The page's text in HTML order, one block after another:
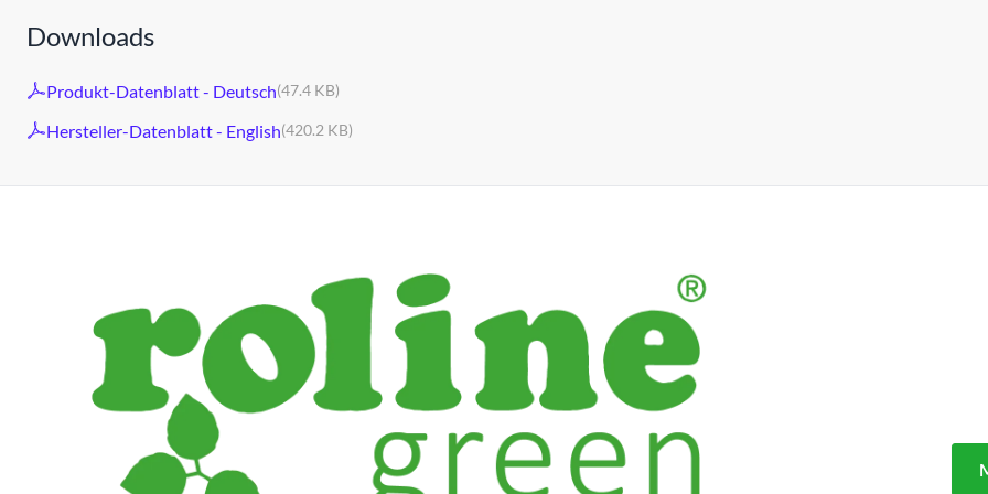
Downloads
Produkt-Datenblatt - Deutsch(47.4 KB)
Hersteller-Datenblatt - English(420.2 KB)